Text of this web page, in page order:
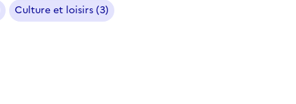
Culture et loisirs (3)